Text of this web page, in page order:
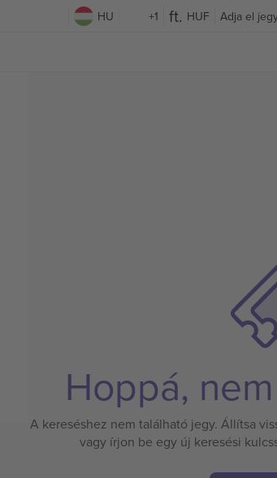
HU +1 HUF Adja el
Hoppá,
A kereséshez nem található jegy. Állítsa
vagy írjon be egy új keresési